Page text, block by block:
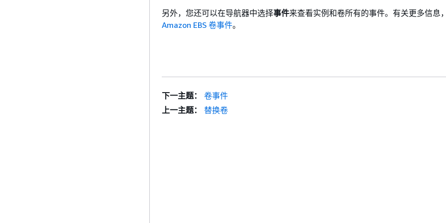
另外，您还可以在导航器中选择事件来查看实例和卷所有的事件。有关更多信息
Amazon EBS 卷事件。
下一主题：
卷事件
上一主题：
替换卷